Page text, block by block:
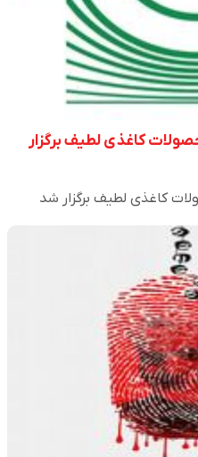
کاغذی لطیف برگزار
کاغذی لطیف برگزار شد